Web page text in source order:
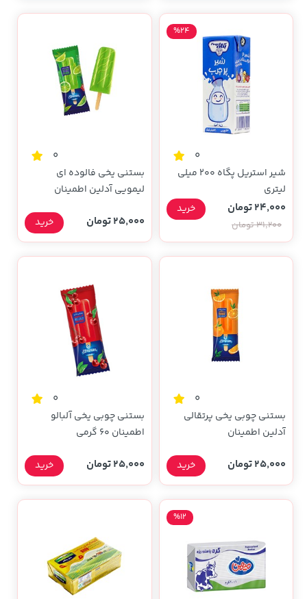
0
شیر استریل پگاه 200 میلی
لیتری
%24
24,000 تومان
31,200 تومان
خرید
0
بستنی یخی فالوده ای
لیمویی آدلین اطمینان
25,000 تومان خرید
0
بستنی چوبی یخی پرتقالی
آدلین اطمینان
25,000 تومان خرید
0
بستنی چوبی یخی آلبالو
اطمینان 60 گرمی
25,000 تومان خرید
%12